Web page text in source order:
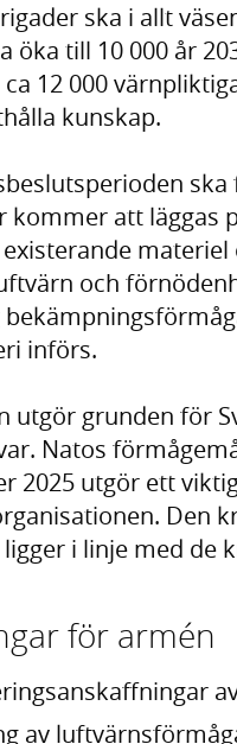
ska i allt
öka till 10 000 år
12 000
kunskap.
kommer att läggas
och
införs.
utgör grunden för
Natos
2025 utgör ett
Den
i linje med de
för armén
av